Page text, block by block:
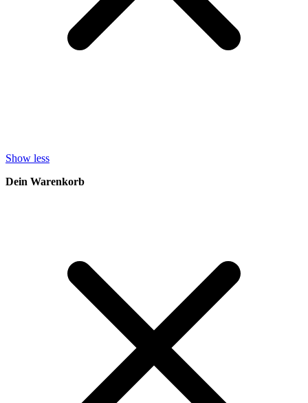
Show less
Dein Warenkorb